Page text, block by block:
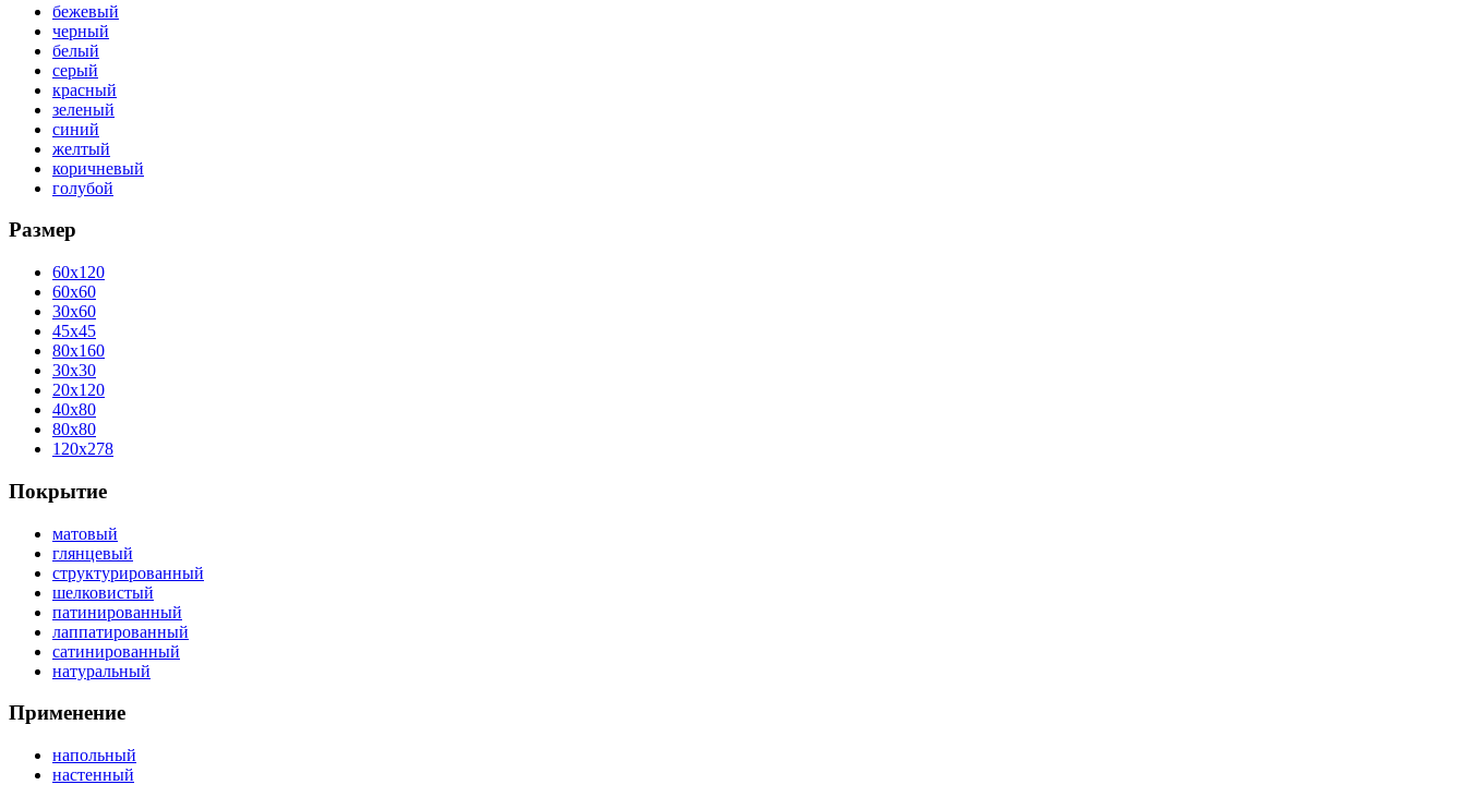
бежевый
черный
белый
серый
красный
зеленый
синий
желтый
коричневый
голубой
Размер
60x120
60x60
30x60
45x45
80x160
30x30
20x120
40x80
80x80
120x278
Покрытие
матовый
глянцевый
структурированный
шелковистый
патинированный
лаппатированный
сатинированный
натуральный
Применение
напольный
настенный